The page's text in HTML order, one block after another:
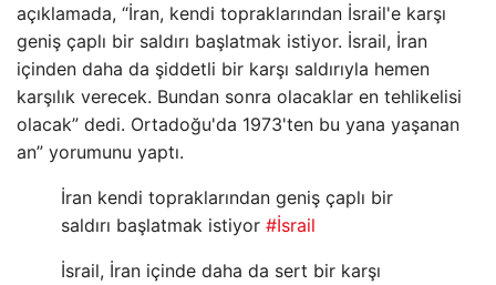
açıklamada, “İran, kendi topraklarından İsrail'e karşı
geniş çaplı bir saldırı başlatmak istiyor. İsrail, İran
içinden daha da şiddetli bir karşı saldırıyla hemen
karşılık verecek. Bundan sonra olacaklar en tehlikelisi
olacak” dedi. Ortadoğu'da 1973'ten bu yana yaşanan
an” yorumunu yaptı.
İran kendi topraklarından geniş çaplı bir
saldırı başlatmak istiyor #İsrail
İsrail, İran içinde daha da sert bir karşı